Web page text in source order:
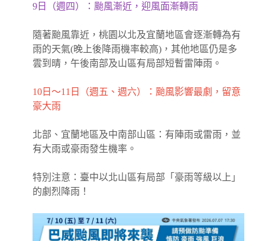
9日（週四）：颱風漸近，迎風面漸轉雨
隨著颱風靠近，桃園以北及宜蘭地區會逐漸轉為有
雨的天氣(晚上後降雨機率較高)，其他地區仍是多
雲到晴，午後南部及山區有局部短暫雷陣雨。
10日～11日（週五、週六）：颱風影響最劇，留意
豪大雨
北部、宜蘭地區及中南部山區：有陣雨或雷雨，並
有大雨或豪雨發生機率。
特別注意：臺中以北山區有局部「豪雨等級以上」
的劇烈降雨！